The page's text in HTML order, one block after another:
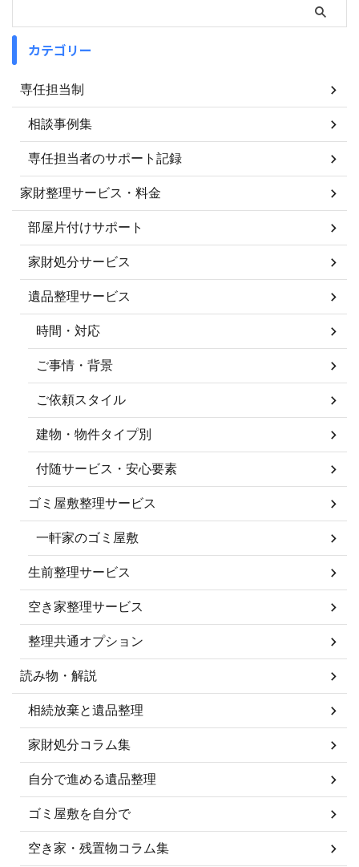
カテゴリー
専任担当制
相談事例集
専任担当者のサポート記録
家財整理サービス・料金
部屋片付けサポート
家財処分サービス
遺品整理サービス
時間・対応
ご事情・背景
ご依頼スタイル
建物・物件タイプ別
付随サービス・安心要素
ゴミ屋敷整理サービス
一軒家のゴミ屋敷
生前整理サービス
空き家整理サービス
整理共通オプション
読み物・解説
相続放棄と遺品整理
家財処分コラム集
自分で進める遺品整理
ゴミ屋敷を自分で
空き家・残置物コラム集